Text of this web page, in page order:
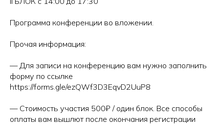
Программа конференции во вложении.
Прочая информация:
— Для записи на конференцию вам нужно заполнить
форму по ссылке
https://forms.gle/ezQWf3D3EqvD2UuP8
— Стоимость участия 500₽ / один блок. Все способы
оплаты вам вышлют после окончания регистрации